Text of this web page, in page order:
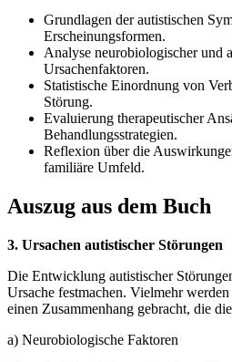
Grundlagen der autistischen
Erscheinungsformen.
Analyse neurobiologischer und
Ursachenfaktoren.
Statistische Einordnung von
Störung.
Evaluierung therapeutischer
Behandlungsstrategien.
Reflexion über die
familiäre Umfeld.
Auszug aus dem Buch
3. Ursachen autistischer Störungen
Die Entwicklung autistischer
Ursache festmachen. Vielmehr
einen Zusammenhang gebracht, die
a) Neurobiologische Faktoren